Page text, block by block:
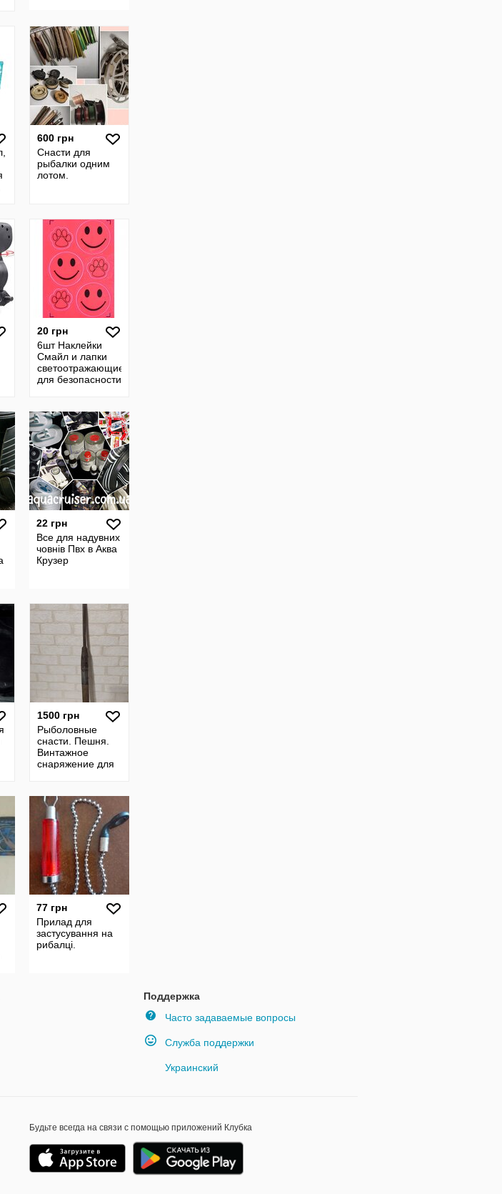
600 грн
Снасти для
рыбалки одним
лотом.
20 грн
6шт Наклейки
Смайл и лапки
светоотражающие
для безопасности
22 грн
Все для надувних
човнів Пвх в Аква
Крузер
1500 грн
Рыболовные
снасти. Пешня.
Винтажное
снаряжение для
77 грн
Прилад для
застусування на
рибалці.
Поддержка
Часто задаваемые вопросы
Служба поддержки
Украинский
Будьте всегда на связи с помощью приложений Клубка